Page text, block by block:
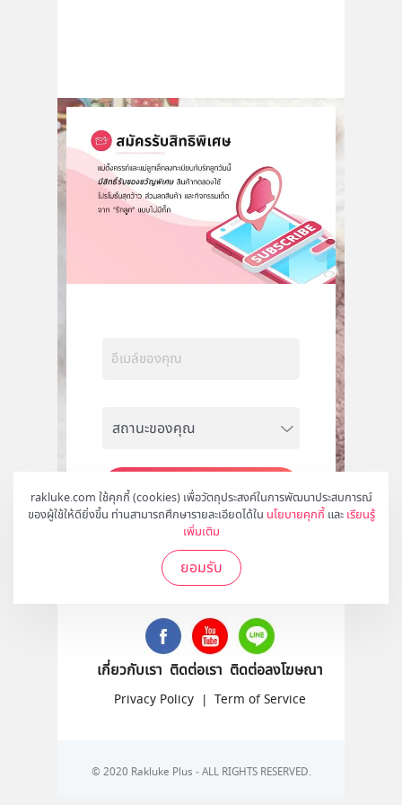
rakluke.com ใช้คุกกี้ (cookies) เพื่อวัตถุประสงค์ในการพัฒนาประสบการณ์
ของผู้ใช้ให้ดียิ่งขึ้น ท่านสามารถศึกษารายละเอียดได้ใน นโยบายคุกกี้ และ เรียนรู้
เพิ่มเติม
ยอมรับ
สมัคร
ติดตามเราได้ที่
เกี่ยวกับเรา ติดต่อเรา ติดต่อลงโฆษณา
Privacy Policy | Term of Service
© 2020 Rakluke Plus - ALL RIGHTS RESERVED.